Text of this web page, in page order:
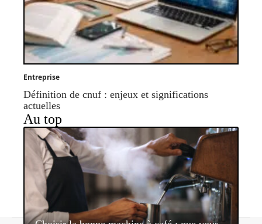
Entreprise
Définition de cnuf : enjeux et significations
actuelles
Au top